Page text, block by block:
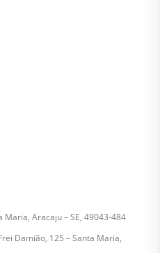
Maria, Aracaju – SE, 49043-484
Damião, 125 – Santa Maria,